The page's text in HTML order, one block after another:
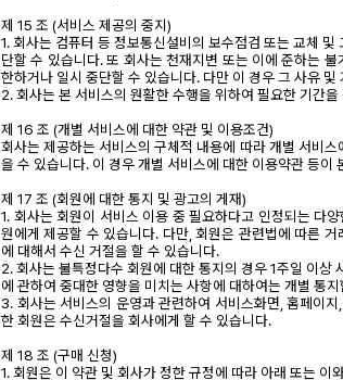
제 15 조 (서비스 제공의 중지)
1. 회사는 컴퓨터 등 정보통신설비의 보수점검 또는 교체
단할 수 있습니다. 또 회사는 천재지변 또는 이에 준하는
한하거나 일시 중단할 수 있습니다. 다만 이 경우 그 사유
2. 회사는 본 서비스의 원활한 수행을 위하여 필요한 기간
제 16 조 (개별 서비스에 대한 약관 및 이용조건)
회사는 제공하는 서비스의 구체적 내용에 따라 개별 서비
을 수 있습니다. 이 경우 개별 서비스에 대한 이용약관 등이
제 17 조 (회원에 대한 통지 및 광고의 게재)
1. 회사는 회원이 서비스 이용 중 필요하다고 인정되는 다
원에게 제공할 수 있습니다. 다만, 회원은 관련법에 따른
에 대해서 수신 거절을 할 수 있습니다.
2. 회사는 불특정다수 회원에 대한 통지의 경우 1주일 이상
에 관하여 중대한 영향을 미치는 사항에 대하여는 개별 통
3. 회사는 서비스의 운영과 관련하여 서비스화면, 홈페이
한 회원은 수신거절을 회사에게 할 수 있습니다.
제 18 조 (구매 신청)
1. 회원은 이 약관 및 회사가 정한 규정에 따라 아래 또는 이